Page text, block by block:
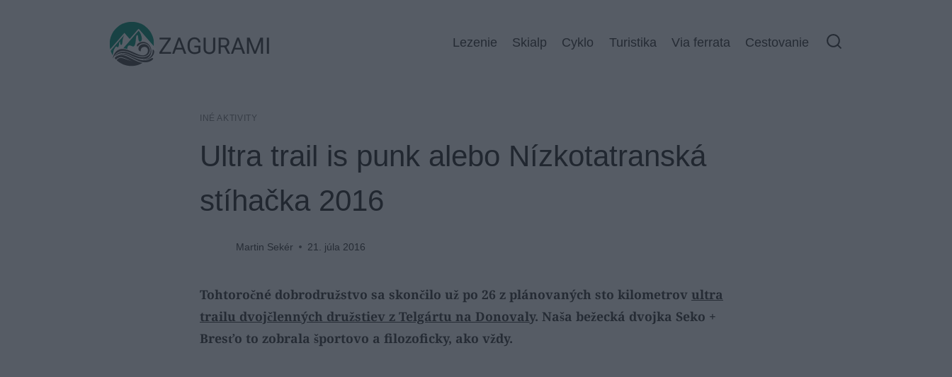
ZAGURAMI Lezenie Skialp Cyklo Turistika Via ferrata Cestovanie
INÉ AKTIVITY
Ultra trail is punk alebo Nízkotatranská
stíhačka 2016
Martin Sekér 21. júla 2016
Tohtoročné dobrodružstvo sa skončilo už po 26 z plánovaných sto kilometrov ultra
trailu dvojčlenných družstiev z Telgártu na Donovaly. Naša bežecká dvojka Seko +
Bresťo to zobrala športovo a filozoficky, ako vždy.